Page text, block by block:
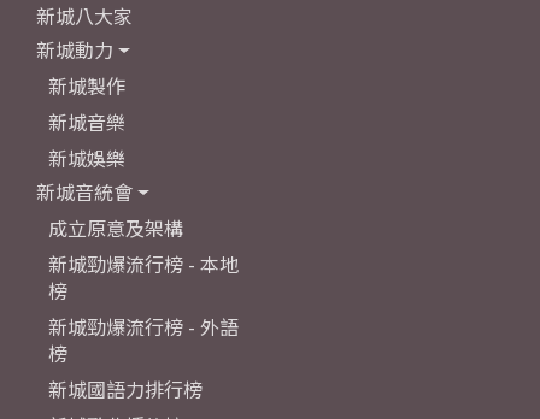
新城八大家
新城動力
新城製作
新城音樂
新城娛樂
新城音統會
成立原意及架構
新城勁爆流行榜 - 本地
榜
新城勁爆流行榜 - 外語
榜
新城國語力排行榜